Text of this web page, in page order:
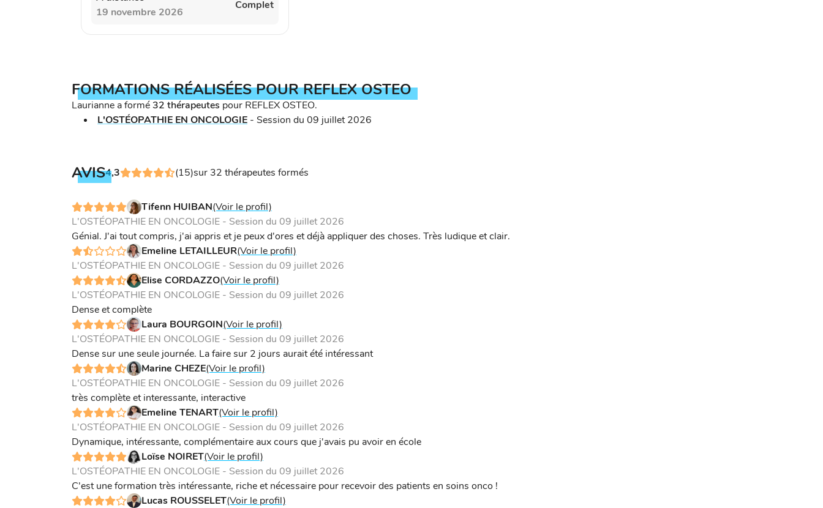
19 novembre 2026
Complet
FORMATIONS RÉALISÉES POUR REFLEX OSTEO
Laurianne a formé32 thérapeutes pour REFLEX OSTEO.
L'OSTÉOPATHIE EN ONCOLOGIE - Session du 09 juillet 2026
AVIS4,3 (15)sur 32 thérapeutes formés
Tifenn HUIBAN(Voir le profil)
L'OSTÉOPATHIE EN ONCOLOGIE - Session du 09 juillet 2026
Génial. J'ai tout compris, j'ai appris et je peux d'ores et déjà appliquer des choses. Très ludique et clair.
Emeline LETAILLEUR(Voir le profil)
L'OSTÉOPATHIE EN ONCOLOGIE - Session du 09 juillet 2026
Elise CORDAZZO(Voir le profil)
L'OSTÉOPATHIE EN ONCOLOGIE - Session du 09 juillet 2026
Dense et complète
Laura BOURGOIN(Voir le profil)
L'OSTÉOPATHIE EN ONCOLOGIE - Session du 09 juillet 2026
Dense sur une seule journée. La faire sur 2 jours aurait été intéressant
Marine CHEZE(Voir le profil)
L'OSTÉOPATHIE EN ONCOLOGIE - Session du 09 juillet 2026
très complète et interessante, interactive
Emeline TENART(Voir le profil)
L'OSTÉOPATHIE EN ONCOLOGIE - Session du 09 juillet 2026
Dynamique, intéressante, complémentaire aux cours que j'avais pu avoir en école
Loïse NOIRET(Voir le profil)
L'OSTÉOPATHIE EN ONCOLOGIE - Session du 09 juillet 2026
C'est une formation très intéressante, riche et nécessaire pour recevoir des patients en soins onco !
Lucas ROUSSELET(Voir le profil)